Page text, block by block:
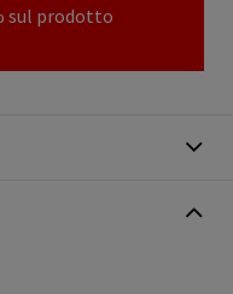
sul prodotto